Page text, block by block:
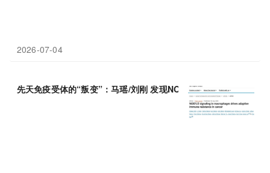
2026-07-04
先天免疫受体的“叛变”：马瑶/刘刚 发现NOD 1/2如何通过上调巨